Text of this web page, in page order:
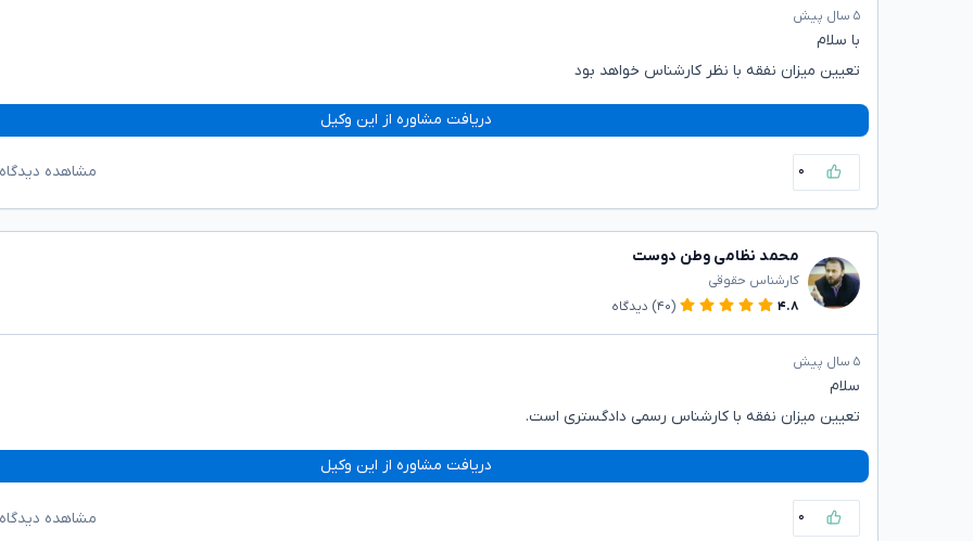
۵ سال پیش
با سلام
تعیین میزان نفقه با نظر کارشناس خواهد بود
دریافت مشاوره از این وکیل
۰ مشاهده
محمد نظامی وطن دوست
کارشناس حقوقی
۴.۸
(۴۰) دیدگاه
۵ سال پیش
سلام
تعیین میزان نفقه با کارشناس رسمی دادگستری است.
دریافت مشاوره از این وکیل
۰ مشاهده